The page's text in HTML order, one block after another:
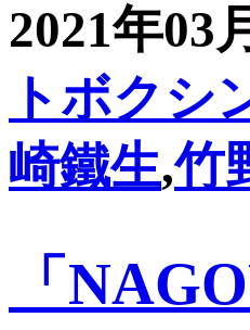
2021年03
トボクシ
崎鐵生,竹
「